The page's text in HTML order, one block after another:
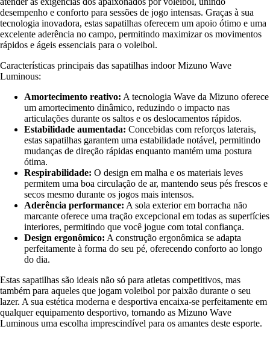
desempenho e conforto para sessões de jogo intensas. Graças à sua
tecnologia inovadora, estas sapatilhas oferecem um apoio ótimo e uma
excelente aderência no campo, permitindo maximizar os movimentos
rápidos e ágeis essenciais para o voleibol.
Características principais das sapatilhas indoor Mizuno Wave
Luminous:
Amortecimento reativo: A tecnologia Wave da Mizuno oferece
um amortecimento dinâmico, reduzindo o impacto nas
articulações durante os saltos e os deslocamentos rápidos.
Estabilidade aumentada: Concebidas com reforços laterais,
estas sapatilhas garantem uma estabilidade notável, permitindo
mudanças de direção rápidas enquanto mantém uma postura
ótima.
Respirabilidade: O design em malha e os materiais leves
permitem uma boa circulação de ar, mantendo seus pés frescos e
secos mesmo durante os jogos mais intensos.
Aderência performance: A sola exterior em borracha não
marcante oferece uma tração excepcional em todas as superfícies
interiores, permitindo que você jogue com total confiança.
Design ergonômico: A construção ergonômica se adapta
perfeitamente à forma do seu pé, oferecendo conforto ao longo
do dia.
Estas sapatilhas são ideais não só para atletas competitivos, mas
também para aqueles que jogam voleibol por paixão durante o seu
lazer. A sua estética moderna e desportiva encaixa-se perfeitamente em
qualquer equipamento desportivo, tornando as Mizuno Wave
Luminous uma escolha imprescindível para os amantes deste esporte.